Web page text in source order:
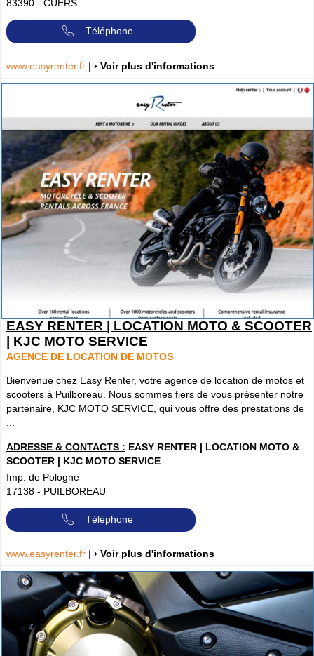
83390 - CUERS
Téléphone
www.easyrenter.fr | › Voir plus d'informations
EASY RENTER | LOCATION MOTO & SCOOTER
| KJC MOTO SERVICE
AGENCE DE LOCATION DE MOTOS
Bienvenue chez Easy Renter, votre agence de location de motos et
scooters à Puilboreau. Nous sommes fiers de vous présenter notre
partenaire, KJC MOTO SERVICE, qui vous offre des prestations de
...
ADRESSE & CONTACTS : EASY RENTER | LOCATION MOTO &
SCOOTER | KJC MOTO SERVICE
Imp. de Pologne
17138 - PUILBOREAU
Téléphone
www.easyrenter.fr | › Voir plus d'informations